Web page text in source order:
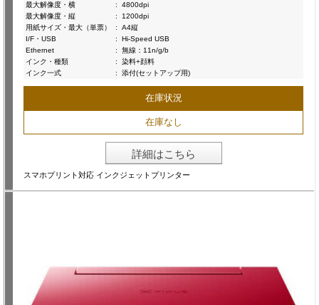
最大解像度・横
:
4800dpi
最大解像度・縦
:
1200dpi
用紙サイズ・最大（単票）
:
A4縦
I/F・USB
:
Hi-Speed USB
Ethernet
:
無線：11n/g/b
インク・種類
:
染料+顔料
インク一式
: 添付(セットアップ用)
在庫状況
在庫なし
詳細はこちら
スマホプリント対応 インクジェットプリンター